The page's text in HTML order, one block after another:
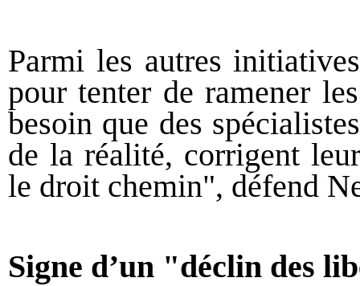
Parmi les autres
pour tenter de ramener
besoin que des
de la réalité, corrigent
le droit chemin", défend
Signe d’un "déclin des